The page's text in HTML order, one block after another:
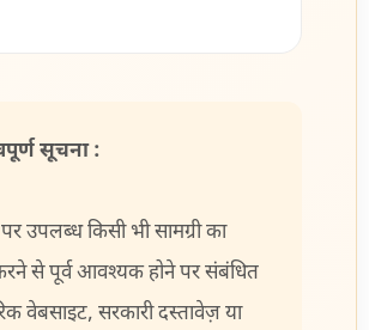
सूचना :
उपलब्ध किसी भी सामग्री का
से पूर्व आवश्यक होने पर संबंधित
वेबसाइट, सरकारी दस्तावेज़ या